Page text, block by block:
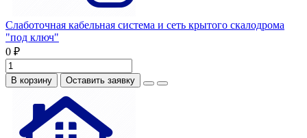
Слаботочная кабельная система и сеть крытого скалодрома
"под ключ"
0 ₽
В корзину Оставить заявку